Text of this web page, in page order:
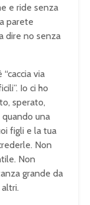
e ride senza
parete
dire no senza
via
Io ci ho
sperato,
una
figli e la tua
Non
Non
grande da